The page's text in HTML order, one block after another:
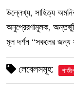
উল্লেখ্য, সাহিত্য
অনুপ্রেরণামূলক,
মূল দর্শন “সকলের জন্য
লেবেলসমূহ: